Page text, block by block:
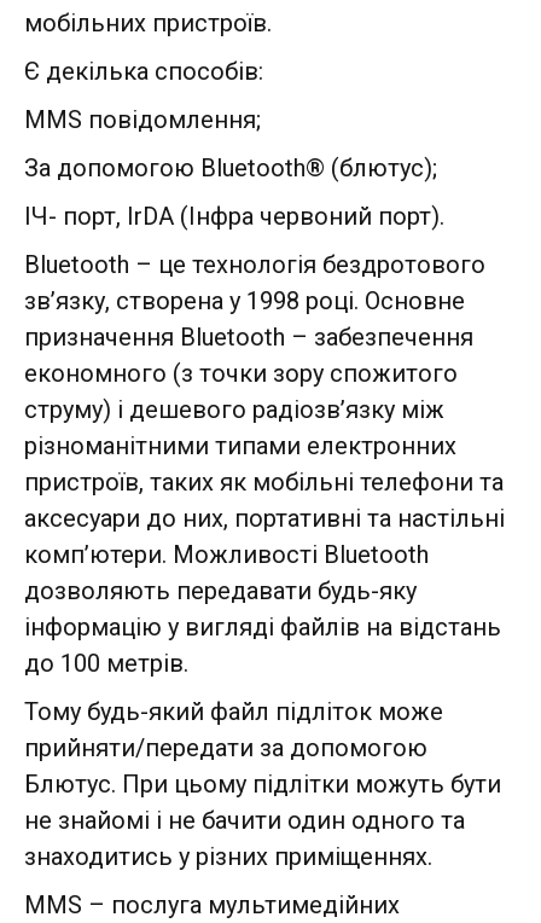
мобільних пристроїв.
Є декілька способів:
MMS повідомлення;
За допомогою Bluetooth® (блютус);
ІЧ- порт, IrDA (Інфра червоний порт).
Bluetooth – це технологія бездротового
зв’язку, створена у 1998 році. Основне
призначення Bluetooth – забезпечення
економного (з точки зору спожитого
струму) і дешевого радіозв’язку між
різноманітними типами електронних
пристроїв, таких як мобільні телефони та
аксесуари до них, портативні та настільні
комп’ютери. Можливості Bluetooth
дозволяють передавати будь-яку
інформацію у вигляді файлів на відстань
до 100 метрів.
Тому будь-який файл підліток може
прийняти/передати за допомогою
Блютус. При цьому підлітки можуть бути
не знайомі і не бачити один одного та
знаходитись у різних приміщеннях.
MMS – послуга мультимедійних